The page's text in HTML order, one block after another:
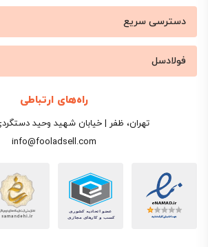
دسترسی سریع
فولادسل
راه‌های ارتباطی
تهران، ظفر | خیابان شهید وحید
info@fooladsell.com